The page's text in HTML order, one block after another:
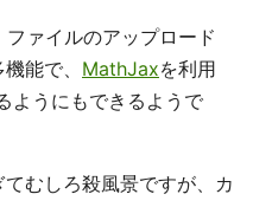
ァイルのアップロード
能で、 MathJaxを利用
ようにもできるようで
むしろ殺風景ですが、カ